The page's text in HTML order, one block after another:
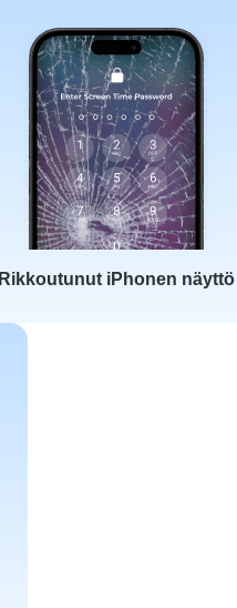
Rikkoutunut iPhonen näyttö